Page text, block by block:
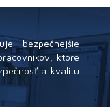
bezpečnejšie
ktoré
a kvalitu